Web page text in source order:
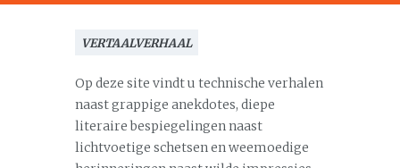
VERTAALVERHAAL
Op deze site vindt u technische verhalen
naast grappige anekdotes, diepe
literaire bespiegelingen naast
lichtvoetige schetsen en weemoedige